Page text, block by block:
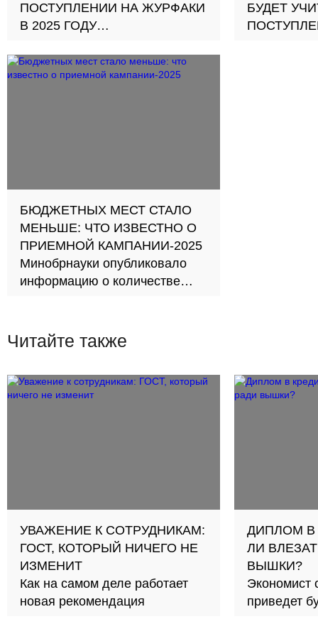
ПОСТУПЛЕНИИ НА ЖУРФАКИ
В 2025 ГОДУ
выделено на «Журналистику»,
«Международную
БУДЕТ
БЮДЖЕТНЫХ МЕСТ СТАЛО
МЕНЬШЕ: ЧТО ИЗВЕСТНО О
ПРИЕМНОЙ КАМПАНИИ-2025
Минобрнауки опубликовало
информацию о количестве
по регионам
Читайте также
УВАЖЕНИЕ К СОТРУДНИКАМ:
ГОСТ, КОТОРЫЙ НИЧЕГО НЕ
ИЗМЕНИТ
Как на самом деле работает
новая рекомендация
ДИПЛОМ В
ЛИ
ВЫШКИ?
Экономист
приведет